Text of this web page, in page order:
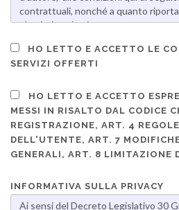
HO LETTO E ACCETTO LE
SERVIZI OFFERTI
HO LETTO E ACCETTO
MESSI IN RISALTO DAL CODICE
REGISTRAZIONE, ART. 4
DELL'UTENTE, ART. 7
GENERALI, ART. 8 LIMITAZIONE
INFORMATIVA SULLA PRIVACY